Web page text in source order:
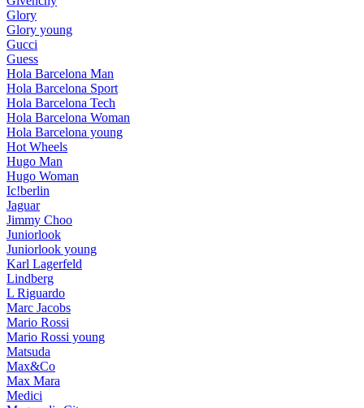
Glory
Glory young
Gucci
Guess
Hola Barcelona Man
Hola Barcelona Sport
Hola Barcelona Tech
Hola Barcelona Woman
Hola Barcelona young
Hot Wheels
Hugo Man
Hugo Woman
Ic!berlin
Jaguar
Jimmy Choo
Juniorlook
Juniorlook young
Karl Lagerfeld
Lindberg
L Riguardo
Marc Jacobs
Mario Rossi
Mario Rossi young
Matsuda
Max&Co
Max Mara
Medici